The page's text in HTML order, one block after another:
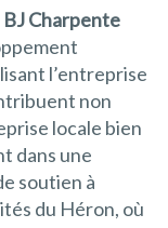
BJ Charpente
l’entreprise
non
locale bien
dans une
soutien à
du Héron, où